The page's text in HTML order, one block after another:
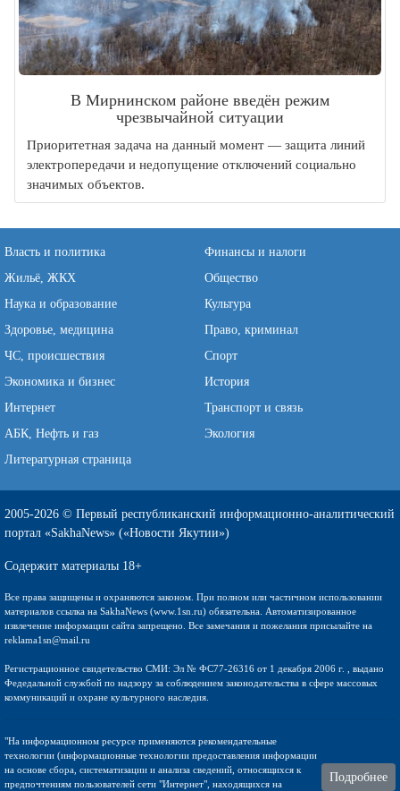
В Мирнинском районе введён режим
чрезвычайной ситуации
Приоритетная задача на данный момент — защита линий
электропередачи и недопущение отключений социально
значимых объектов.
Власть и политика
Финансы и налоги
Жильё, ЖКХ
Общество
Наука и образование
Культура
Здоровье, медицина
Право, криминал
ЧС, происшествия
Спорт
Экономика и бизнес
История
Интернет
Транспорт и связь
АБК, Нефть и газ
Экология
Литературная страница
2005-2026 © Первый республиканский информационно-аналитический
портал «SakhaNews» («Новости Якутии»)
Содержит материалы 18+
Все права защищены и охраняются законом. При полном или частичном использовании
материалов ссылка на SakhaNews (www.1sn.ru) обязательна. Автоматизированное
извлечение информации сайта запрещено. Все замечания и пожелания присылайте на
reklama1sn@mail.ru
Регистрационное свидетельство СМИ: Эл № ФС77-26316 от 1 декабря 2006 г. , выдано
Федедальной службой по надзору за соблюдением законодательства в сфере массовых
коммуникаций и охране культурного наследия.
"На информационном ресурсе применяются рекомендательные
технологии (информационные технологии предоставления информации
на основе сбора, систематизации и анализа сведений, относящихся к
предпочтениям пользователей сети "Интернет", находящихся на
Подробнее